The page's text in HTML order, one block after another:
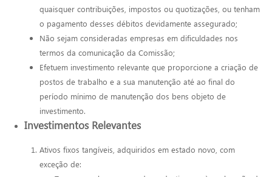
quaisquer contribuições, impostos ou quotizações, ou tenham
o pagamento desses débitos devidamente assegurado;
Não sejam consideradas empresas em dificuldades nos
termos da comunicação da Comissão;
Efetuem investimento relevante que proporcione a criação de
postos de trabalho e a sua manutenção até ao final do
período mínimo de manutenção dos bens objeto de
investimento.
Investimentos Relevantes
Ativos fixos tangíveis, adquiridos em estado novo, com
exceção de: